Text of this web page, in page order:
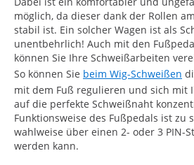
möglich, da dieser dank der Rollen
stabil ist. Ein solcher Wagen ist als
unentbehrlich! Auch mit den
können Sie Ihre Schweißarbeiten
So können Sie beim Wig-Schweißen
mit dem Fuß regulieren und sich mit
auf die perfekte Schweißnaht
Funktionsweise des Fußpedals ist zu
wahlweise über einen 2- oder 3 PIN-
werden kann.